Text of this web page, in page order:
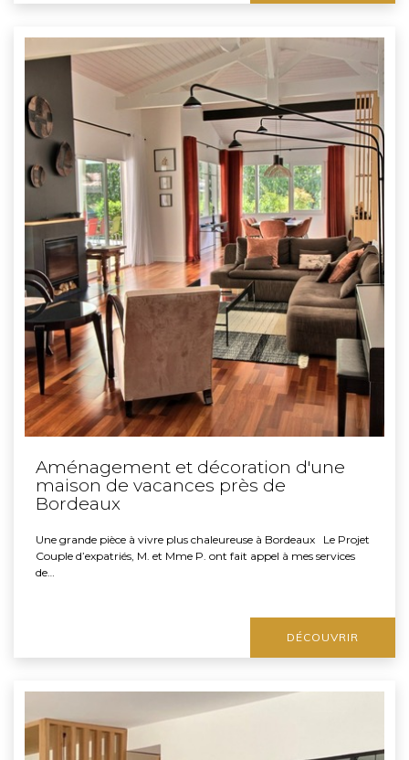
Aménagement et décoration d'une
maison de vacances près de
Bordeaux
Une grande pièce à vivre plus chaleureuse à Bordeaux Le Projet
Couple d’expatriés, M. et Mme P. ont fait appel à mes services
de…
DÉCOUVRIR